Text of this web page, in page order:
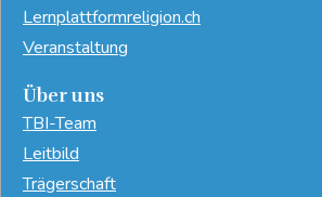
Lernplattformreligion.ch
Veranstaltung
Über uns
TBI-Team
Leitbild
Trägerschaft